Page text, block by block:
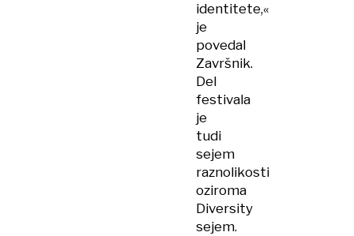
identitete,«
je
povedal
Završnik.
Del
festivala
je
tudi
sejem
raznolikosti
oziroma
Diversity
sejem.